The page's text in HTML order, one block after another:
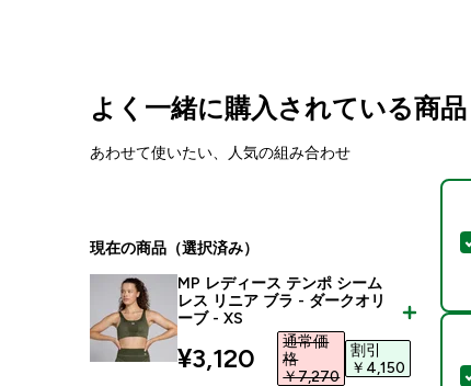
よく一緒に購入されている商品
あわせて使いたい、人気の組み合わせ
現在の商品（選択済み）
MP レディース テンポ シーム
レス リニア ブラ - ダークオリ
ーブ - XS
discounted price
¥3,120‎
通常価
格
￥7,270‎
割引
￥4,150‎